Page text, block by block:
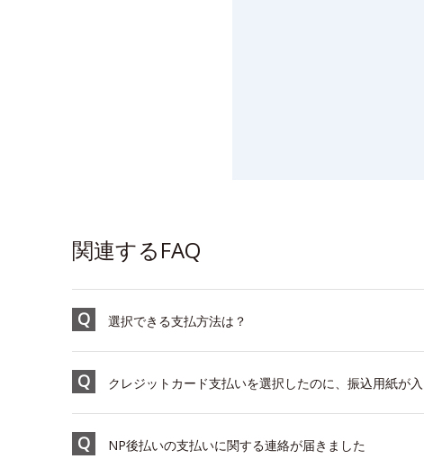
関連するFAQ
選択できる支払方法は？
クレジットカード支払いを選択したのに、振込用紙が
NP後払いの支払いに関する連絡が届きました